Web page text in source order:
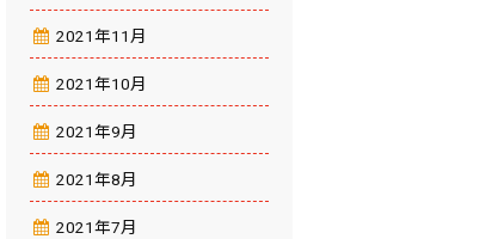
2021年11月
2021年10月
2021年9月
2021年8月
2021年7月